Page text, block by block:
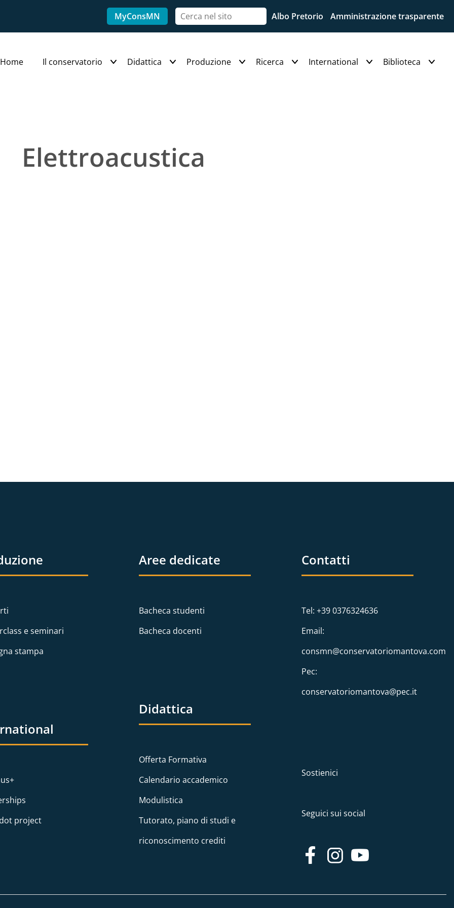
Albo Pretorio Amministrazione trasparente
MyConsMN
Home Il conservatorio Didattica Produzione Ricerca International Biblioteca
Elettroacustica
e seminari
stampa
project
Aree dedicate
Bacheca studenti
Bacheca docenti
Didattica
Offerta Formativa
Calendario accademico
Modulistica
Tutorato, piano di studi e
riconoscimento crediti
Contatti
Tel: +39 0376324636
Email:
consmn@conservatoriomantova.com
Pec:
conservatoriomantova@pec.it
Sostienici
Seguici sui social